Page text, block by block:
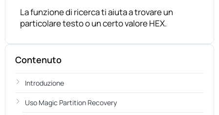
La funzione di ricerca ti aiuta a trovare un
particolare testo o un certo valore HEX.
Contenuto
Introduzione
Uso Magic Partition Recovery